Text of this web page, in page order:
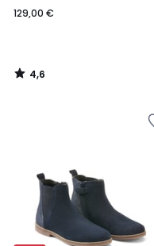
129,00 €
4,6
/